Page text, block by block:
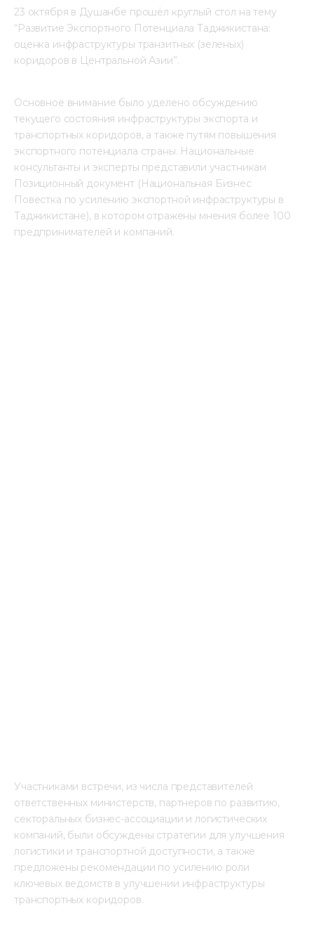
23 октября в Душанбе прошёл круглый стол на тему
“Развитие Экспортного Потенциала Таджикистана:
оценка инфраструктуры транзитных (зеленых)
коридоров в Центральной Азии”.
Основное внимание было уделено обсуждению
текущего состояния инфраструктуры экспорта и
транспортных коридоров, а также путям повышения
экспортного потенциала страны. Национальные
консультанты и эксперты представили участникам
Позиционный документ (Национальная Бизнес
Повестка по усилению экспортной инфраструктуры в
Таджикистане), в котором отражены мнения более 100
предпринимателей и компаний.
Участниками встречи, из числа представителей
ответственных министерств, партнеров по развитию,
секторальных бизнес-ассоциации и логистических
компаний, были обсуждены стратегии для улучшения
логистики и транспортной доступности, а также
предложены рекомендации по усилению роли
ключевых ведомств в улучшении инфраструктуры
транспортных коридоров.